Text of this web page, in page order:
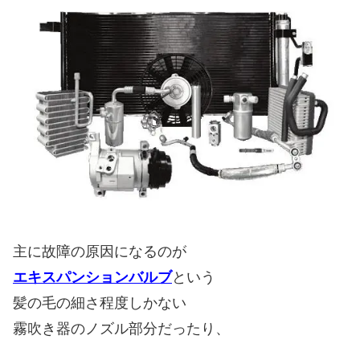
主に故障の原因になるのが
エキスパンションバルブという
髪の毛の細さ程度しかない
霧吹き器のノズル部分だったり、